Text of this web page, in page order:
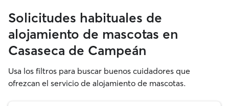
Solicitudes habituales de
alojamiento de mascotas en
Casaseca de Campeán
Usa los filtros para buscar buenos cuidadores que
ofrezcan el servicio de alojamiento de mascotas.